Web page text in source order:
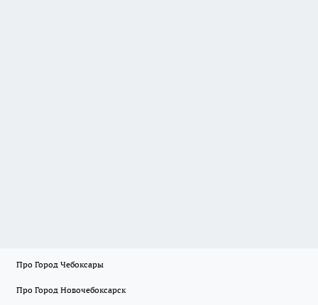
Про Город Чебоксары
Про Город Новочебоксарск